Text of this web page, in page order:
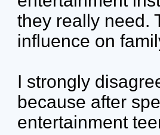
they really need.
influence on
I strongly
because after
entertainment